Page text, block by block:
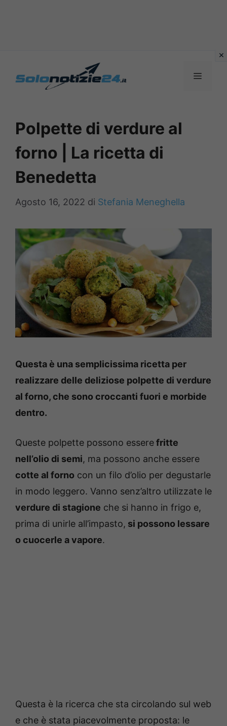
MENU
Polpette di verdure al
forno | La ricetta di
Benedetta
Agosto 16, 2022 di Stefania Meneghella
Questa è una semplicissima ricetta per
realizzare delle deliziose polpette di verdure
al forno, che sono croccanti fuori e morbide
dentro.
Queste polpette possono esserefritte
nell’olio di semi, ma possono anche essere
cotte al forno con un filo d’olio per degustarle
in modo leggero. Vanno senz’altro utilizzate le
verdure di stagione che si hanno in frigo e,
prima di unirle all’impasto, si possono lessare
o cuocerle a vapore.
Questa è la ricerca che sta circolando sul web
e che è stata piacevolmente proposta: le